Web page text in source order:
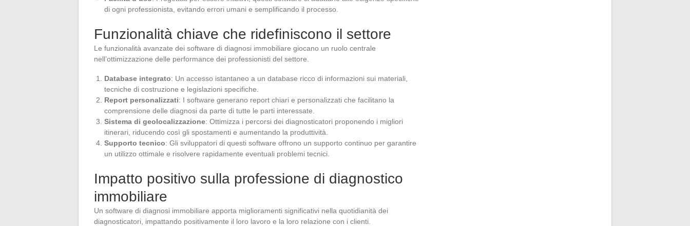
di ogni professionista, evitando errori umani e semplificando il processo.
Funzionalità chiave che ridefiniscono il settore
Le funzionalità avanzate dei software di diagnosi immobiliare giocano un ruolo centrale
nell’ottimizzazione delle performance dei professionisti del settore.
Database integrato: Un accesso istantaneo a un database ricco di informazioni sui materiali,
tecniche di costruzione e legislazioni specifiche.
Report personalizzati: I software generano report chiari e personalizzati che facilitano la
comprensione delle diagnosi da parte di tutte le parti interessate.
Sistema di geolocalizzazione: Ottimizza i percorsi dei diagnosticatori proponendo i migliori
itinerari, riducendo così gli spostamenti e aumentando la produttività.
Supporto tecnico: Gli sviluppatori di questi software offrono un supporto continuo per garantire
un utilizzo ottimale e risolvere rapidamente eventuali problemi tecnici.
Impatto positivo sulla professione di diagnostico
immobiliare
Un software di diagnosi immobiliare apporta miglioramenti significativi nella quotidianità dei
diagnosticatori, impattando positivamente il loro lavoro e la loro relazione con i clienti.